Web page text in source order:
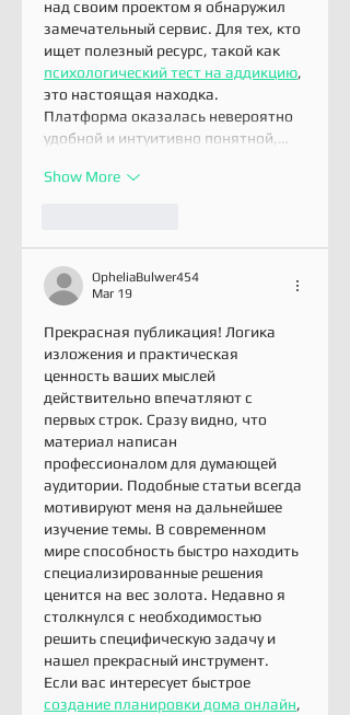
над своим проектом я обнаружил
замечательный сервис. Для тех, кто
ищет полезный ресурс, такой как
психологический тест на аддикцию,
это настоящая находка.
Платформа оказалась невероятно
удобной и интуитивно понятной,…
Show More
OpheliaBulwer454
Mar 19
Прекрасная публикация! Логика
изложения и практическая
ценность ваших мыслей
действительно впечатляют с
первых строк. Сразу видно, что
материал написан
профессионалом для думающей
аудитории. Подобные статьи всегда
мотивируют меня на дальнейшее
изучение темы. В современном
мире способность быстро находить
специализированные решения
ценится на вес золота. Недавно я
столкнулся с необходимостью
решить специфическую задачу и
нашел прекрасный инструмент.
Если вас интересует быстрое
создание планировки дома онлайн,